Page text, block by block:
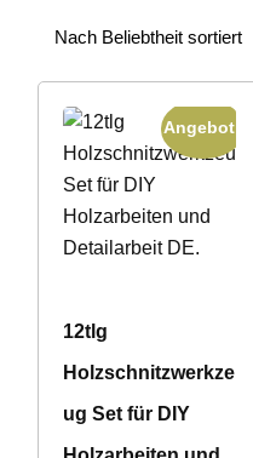
Angebot!
12tlg
Holzschnitzwerkze
ug Set für DIY